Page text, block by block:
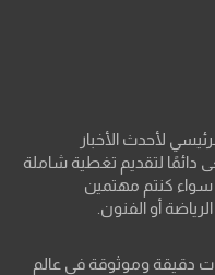
لأحدث الأخبار
دائمًا لتقديم تغطية شاملة
سواء كنتم مهتمين
أو الفنون.
دقيقة وموثوقة في عالم